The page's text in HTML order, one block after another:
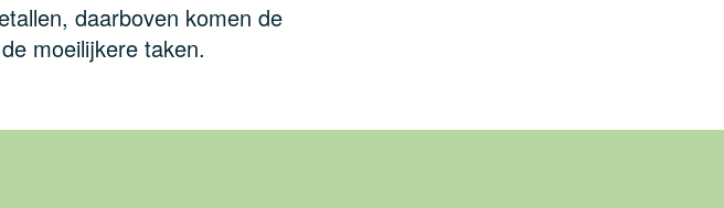
daarboven komen de
moeilijkere taken.